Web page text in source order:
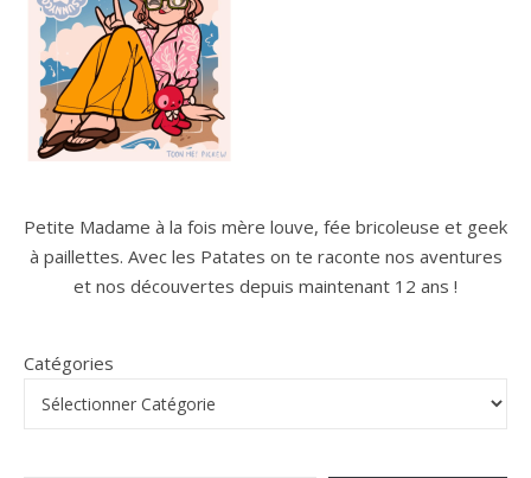
Petite Madame à la fois mère louve, fée bricoleuse et geek
à paillettes. Avec les Patates on te raconte nos aventures
et nos découvertes depuis maintenant 12 ans !
Catégories